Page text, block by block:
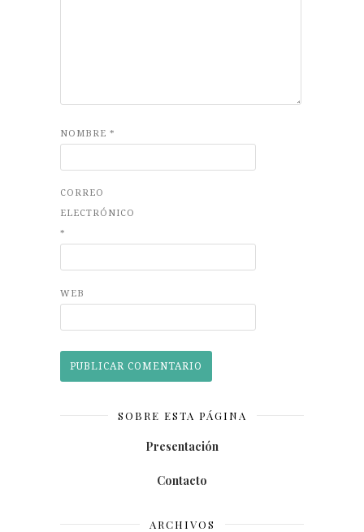
NOMBRE *
CORREO
ELECTRÓNICO
*
WEB
SOBRE ESTA PÁGINA
Presentación
Contacto
ARCHIVOS